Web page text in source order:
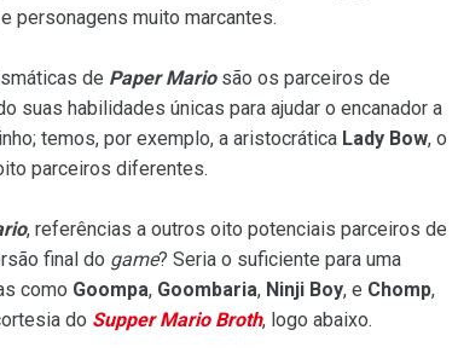
personagens muito marcantes.
de Paper Mariosão os parceiros de
suas habilidades únicas para ajudar o encanador a
temos, por exemplo, a aristocrática Lady Bow, o
parceiros diferentes.
, referências a outros oito potenciais parceiros de
final do game? Seria o suficiente para uma
como Goompa, Goombaria, Ninji Boy, e Chomp,
do Supper Mario Broth, logo abaixo.